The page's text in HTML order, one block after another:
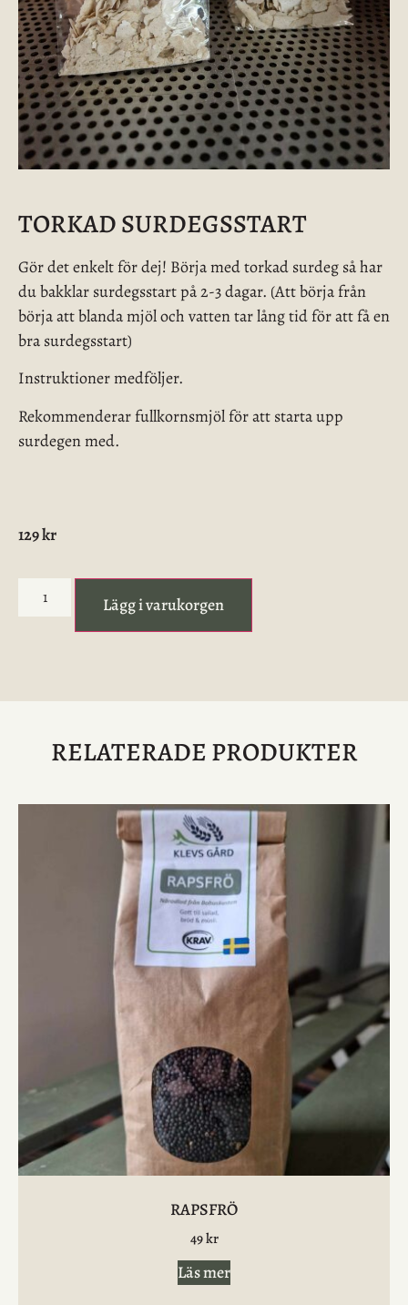
TORKAD SURDEGSSTART
Gör det enkelt för dej! Börja med torkad surdeg så har
du bakklar surdegsstart på 2-3 dagar. (Att börja från
börja att blanda mjöl och vatten tar lång tid för att få en
bra surdegsstart)
Instruktioner medföljer.
Rekommenderar fullkornsmjöl för att starta upp
surdegen med.
129kr
Lägg i varukorgen
RELATERADE PRODUKTER
RAPSFRÖ
49kr
Läs mer